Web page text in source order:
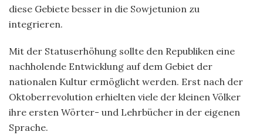
diese Gebiete besser in die Sowjetunion zu
integrieren.
Mit der Statuserhöhung sollte den Republiken eine
nachholende Entwicklung auf dem Gebiet der
nationalen Kultur ermöglicht werden. Erst nach der
Oktoberrevolution erhielten viele der kleinen Völker
ihre ersten Wörter- und Lehrbücher in der eigenen
Sprache.